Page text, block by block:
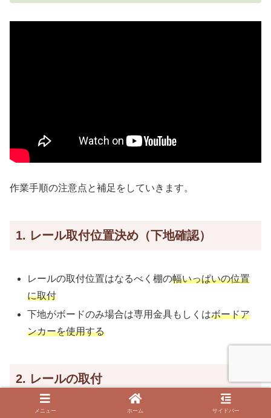
作業手順の注意点と補足をしていきます。
1. レール取付位置決め（下地確認）
レールの取付位置はなるべく棚の幅いっぱいの位置
に取付
下地がボードのみ場合は専用金具もしくはボードア
ンカーを使用する
2. レールの取付
メニュー ホーム サイドバー